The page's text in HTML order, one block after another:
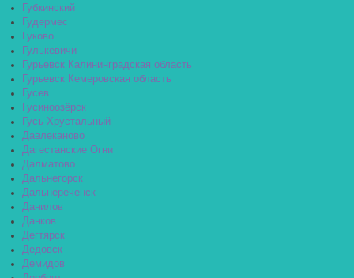
Губкинский
Гудермес
Гуково
Гулькевичи
Гурьевск Калининградская область
Гурьевск Кемеровская область
Гусев
Гусиноозёрск
Гусь-Хрустальный
Давлеканово
Дагестанские Огни
Далматово
Дальнегорск
Дальнереченск
Данилов
Данков
Дегтярск
Дедовск
Демидов